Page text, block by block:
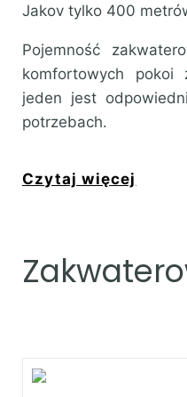
Jakov tylko 400
Pojemność
komfortowych
jeden jest
potrzebach.
Czytaj więcej